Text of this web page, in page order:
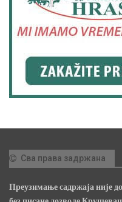
Сва права задржана
Преузимање садржаја није